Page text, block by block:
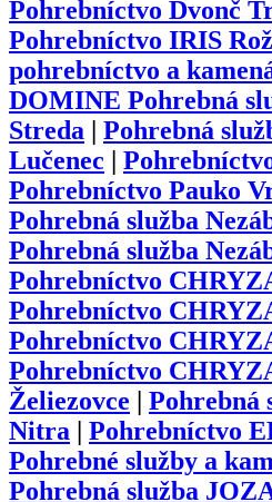
Pohrebníctvo Dvonč
Pohrebníctvo IRIS
pohrebníctvo a
DOMINE Pohrebná
Streda
Pohrebná
Lučenec
Pohrebníctvo Pauko
Pohrebná služba
Pohrebná služba
Pohrebníctvo
Pohrebníctvo
Pohrebníctvo
Pohrebníctvo
Želiezovce
Pohrebná
Nitra
Pohrebníctvo
Pohrebné služby a
Pohrebná služba